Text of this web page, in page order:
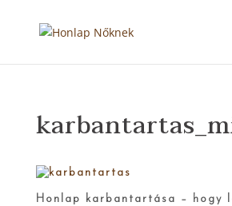
Honlap karbantartása – hogy